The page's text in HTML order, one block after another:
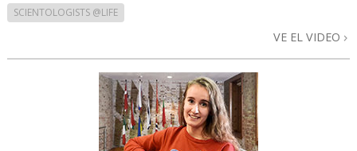
SCIENTOLOGISTS @LIFE
VE EL VIDEO